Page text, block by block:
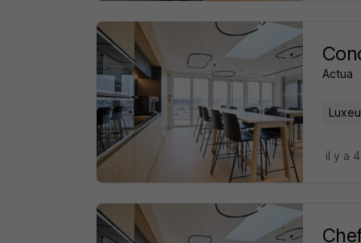
Actua
il y a